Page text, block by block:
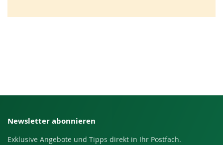
Newsletter abonnieren
Exklusive Angebote und Tipps direkt in Ihr Postfach.